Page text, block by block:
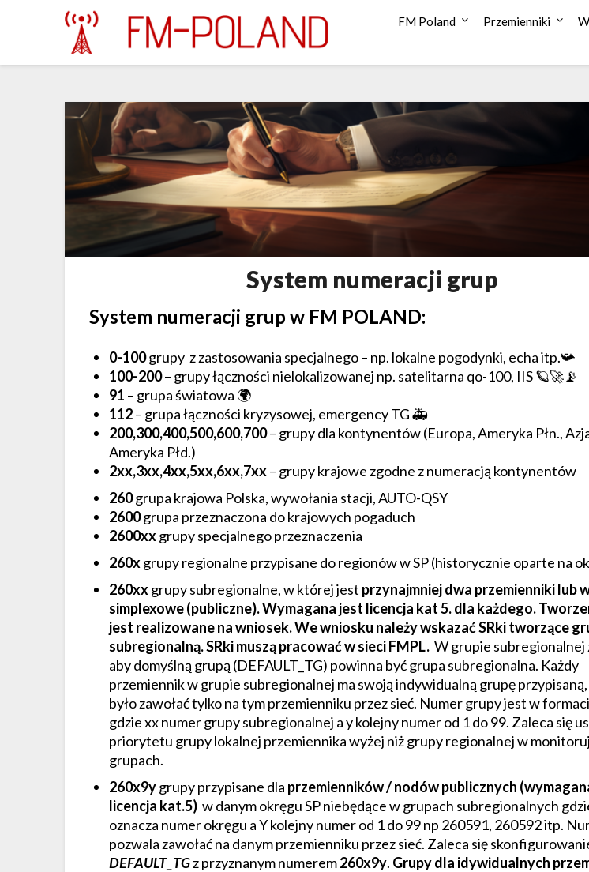
FM Poland Przemienniki
System numeracji grup
System numeracji grup w FM POLAND:
0-100grupy z zastosowania specjalnego – np. lokalne pogodynki, echa itp.📯
100-200– grupy łączności nielokalizowanej np. satelitarna qo-100, IIS 🪐🚀📡
91 – grupa światowa 🌍
112– grupa łączności kryzysowej, emergency TG 🚑
200,300,400,500,600,700– grupy dla kontynentów (Europa, Ameryka Płn.,
Ameryka Płd.)
2xx,3xx,4xx,5xx,6xx,7xx– grupy krajowe zgodne z numeracją kontynentów
260grupa krajowa Polska, wywołania stacji, AUTO-QSY
2600grupa przeznaczona do krajowych pogaduch
2600xxgrupy specjalnego przeznaczenia
260xgrupy regionalne przypisane do regionów w SP (historycznie oparte na
260xxgrupy subregionalne, w której jest przynajmniej dwa przemienniki lub
simplexowe (publiczne). Wymagana jest licencja kat 5. dla każdego.
jest realizowane na wniosek. We wniosku należy wskazać SRki tworzące
subregionalną. SRki muszą pracować w sieci FMPL. W grupie subregionalnej
aby domyślną grupą (DEFAULT_TG) powinna być grupa subregionalna. Każdy
przemiennik w grupie subregionalnej ma swoją indywidualną grupę przypisaną,
było zawołać tylko na tym przemienniku przez sieć. Numer grupy jest w
gdzie xx numer grupy subregionalnej a y kolejny numer od 1 do 99. Zaleca się
priorytetu grupy lokalnej przemiennika wyżej niż grupy regionalnej w
grupach.
260x9ygrupy przypisane dla przemienników / nodów publicznych
licencja kat.5) w danym okręgu SP niebędące w grupach subregionalnych
oznacza numer okręgu a Y kolejny numer od 1 do 99 np 260591, 260592 itp.
pozwala zawołać na danym przemienniku przez sieć. Zaleca się
DEFAULT_TG z przyznanym numerem260x9y. Grupy dla idywidualnych